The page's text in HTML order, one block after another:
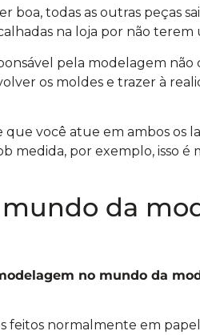
boa, todas as outras peças
na loja por não terem
pela modelagem não
os moldes e trazer à
que você atue em ambos os
medida, por exemplo, isso é
da
no mundo da
feitos normalmente em